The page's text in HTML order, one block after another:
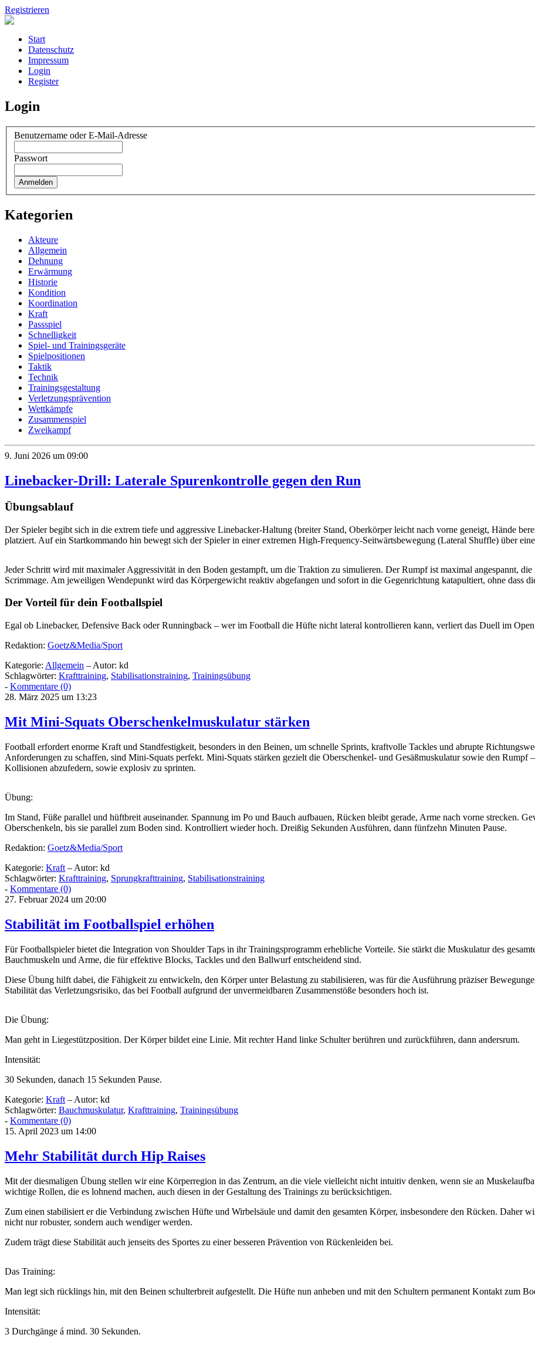
Registrieren
Start
Datenschutz
Impressum
Login
Register
Login
Benutzername oder E-Mail-Adresse
Passwort
Kategorien
Akteure
Allgemein
Dehnung
Erwärmung
Historie
Kondition
Koordination
Kraft
Passspiel
Schnelligkeit
Spiel- und Trainingsgeräte
Spielpositionen
Taktik
Technik
Trainingsgestaltung
Verletzungsprävention
Wettkämpfe
Zusammenspiel
Zweikampf
9. Juni 2026 um 09:00
Linebacker-Drill: Laterale Spurenkontrolle gegen den Run
Übungsablauf
Der Spieler begibt sich in die extrem tiefe und aggressive Linebacker-Haltung (breiter Stand, Oberkörper leicht nach vorne geneigt, Hände
platziert. Auf ein Startkommando hin bewegt sich der Spieler in einer extremen High-Frequency-Seitwärtsbewegung (Lateral Shuffle) über
Jeder Schritt wird mit maximaler Aggressivität in den Boden gestampft, um die Traktion zu simulieren. Der Rumpf ist maximal angespannt,
Scrimmage. Am jeweiligen Wendepunkt wird das Körpergewicht reaktiv abgefangen und sofort in die Gegenrichtung katapultiert, ohne dass
Der Vorteil für dein Footballspiel
Egal ob Linebacker, Defensive Back oder Runningback – wer im Football die Hüfte nicht lateral kontrollieren kann, verliert das Duell im
Redaktion: Goetz&Media/Sport
Kategorie: Allgemein – Autor: kd
Schlagwörter: Krafttraining, Stabilisationstraining, Trainingsübung
- Kommentare (0)
28. März 2025 um 13:23
Mit Mini-Squats Oberschenkelmuskulatur stärken
Football erfordert enorme Kraft und Standfestigkeit, besonders in den Beinen, um schnelle Sprints, kraftvolle Tackles und abrupte
Anforderungen zu schaffen, sind Mini-Squats perfekt. Mini-Squats stärken gezielt die Oberschenkel- und Gesäßmuskulatur sowie den Rumpf
Kollisionen abzufedern, sowie explosiv zu sprinten.
Übung:
Im Stand, Füße parallel und hüftbreit auseinander. Spannung im Po und Bauch aufbauen, Rücken bleibt gerade, Arme nach vorne strecken.
Oberschenkeln, bis sie parallel zum Boden sind. Kontrolliert wieder hoch. Dreißig Sekunden Ausführen, dann fünfzehn Minuten Pause.
Redaktion: Goetz&Media/Sport
Kategorie: Kraft – Autor: kd
Schlagwörter: Krafttraining, Sprungkrafttraining, Stabilisationstraining
- Kommentare (0)
27. Februar 2024 um 20:00
Stabilität im Footballspiel erhöhen
Für Footballspieler bietet die Integration von Shoulder Taps in ihr Trainingsprogramm erhebliche Vorteile. Sie stärkt die Muskulatur des
Bauchmuskeln und Arme, die für effektive Blocks, Tackles und den Ballwurf entscheidend sind.
Diese Übung hilft dabei, die Fähigkeit zu entwickeln, den Körper unter Belastung zu stabilisieren, was für die Ausführung präziser
Stabilität das Verletzungsrisiko, das bei Football aufgrund der unvermeidbaren Zusammenstöße besonders hoch ist.
Die Übung:
Man geht in Liegestützposition. Der Körper bildet eine Linie. Mit rechter Hand linke Schulter berühren und zurückführen, dann andersrum.
Intensität:
30 Sekunden, danach 15 Sekunden Pause.
Kategorie: Kraft – Autor: kd
Schlagwörter: Bauchmuskulatur, Krafttraining, Trainingsübung
- Kommentare (0)
15. April 2023 um 14:00
Mehr Stabilität durch Hip Raises
Mit der diesmaligen Übung stellen wir eine Körperregion in das Zentrum, an die viele vielleicht nicht intuitiv denken, wenn sie an
wichtige Rollen, die es lohnend machen, auch diesen in der Gestaltung des Trainings zu berücksichtigen.
Zum einen stabilisiert er die Verbindung zwischen Hüfte und Wirbelsäule und damit den gesamten Körper, insbesondere den Rücken. Daher
nicht nur robuster, sondern auch wendiger werden.
Zudem trägt diese Stabilität auch jenseits des Sportes zu einer besseren Prävention von Rückenleiden bei.
Das Training:
Man legt sich rücklings hin, mit den Beinen schulterbreit aufgestellt. Die Hüfte nun anheben und mit den Schultern permanent Kontakt zum
Intensität:
3 Durchgänge á mind. 30 Sekunden.